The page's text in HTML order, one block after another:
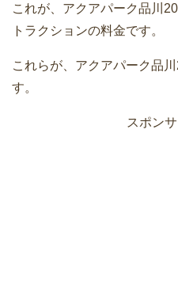
これが、アクアパーク品川
トラクションの料金です。
これらが、アクアパーク品
す。
スポン